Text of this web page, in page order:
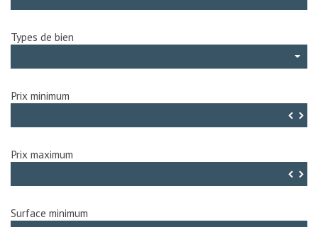
Types de bien
Prix minimum
▼
Prix maximum
▼
Surface minimum